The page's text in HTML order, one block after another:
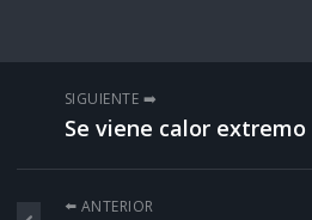
SIGUIENTE ➡️
Se viene calor extremo
⬅️ ANTERIOR